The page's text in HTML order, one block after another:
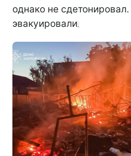
однако не
эвакуировали